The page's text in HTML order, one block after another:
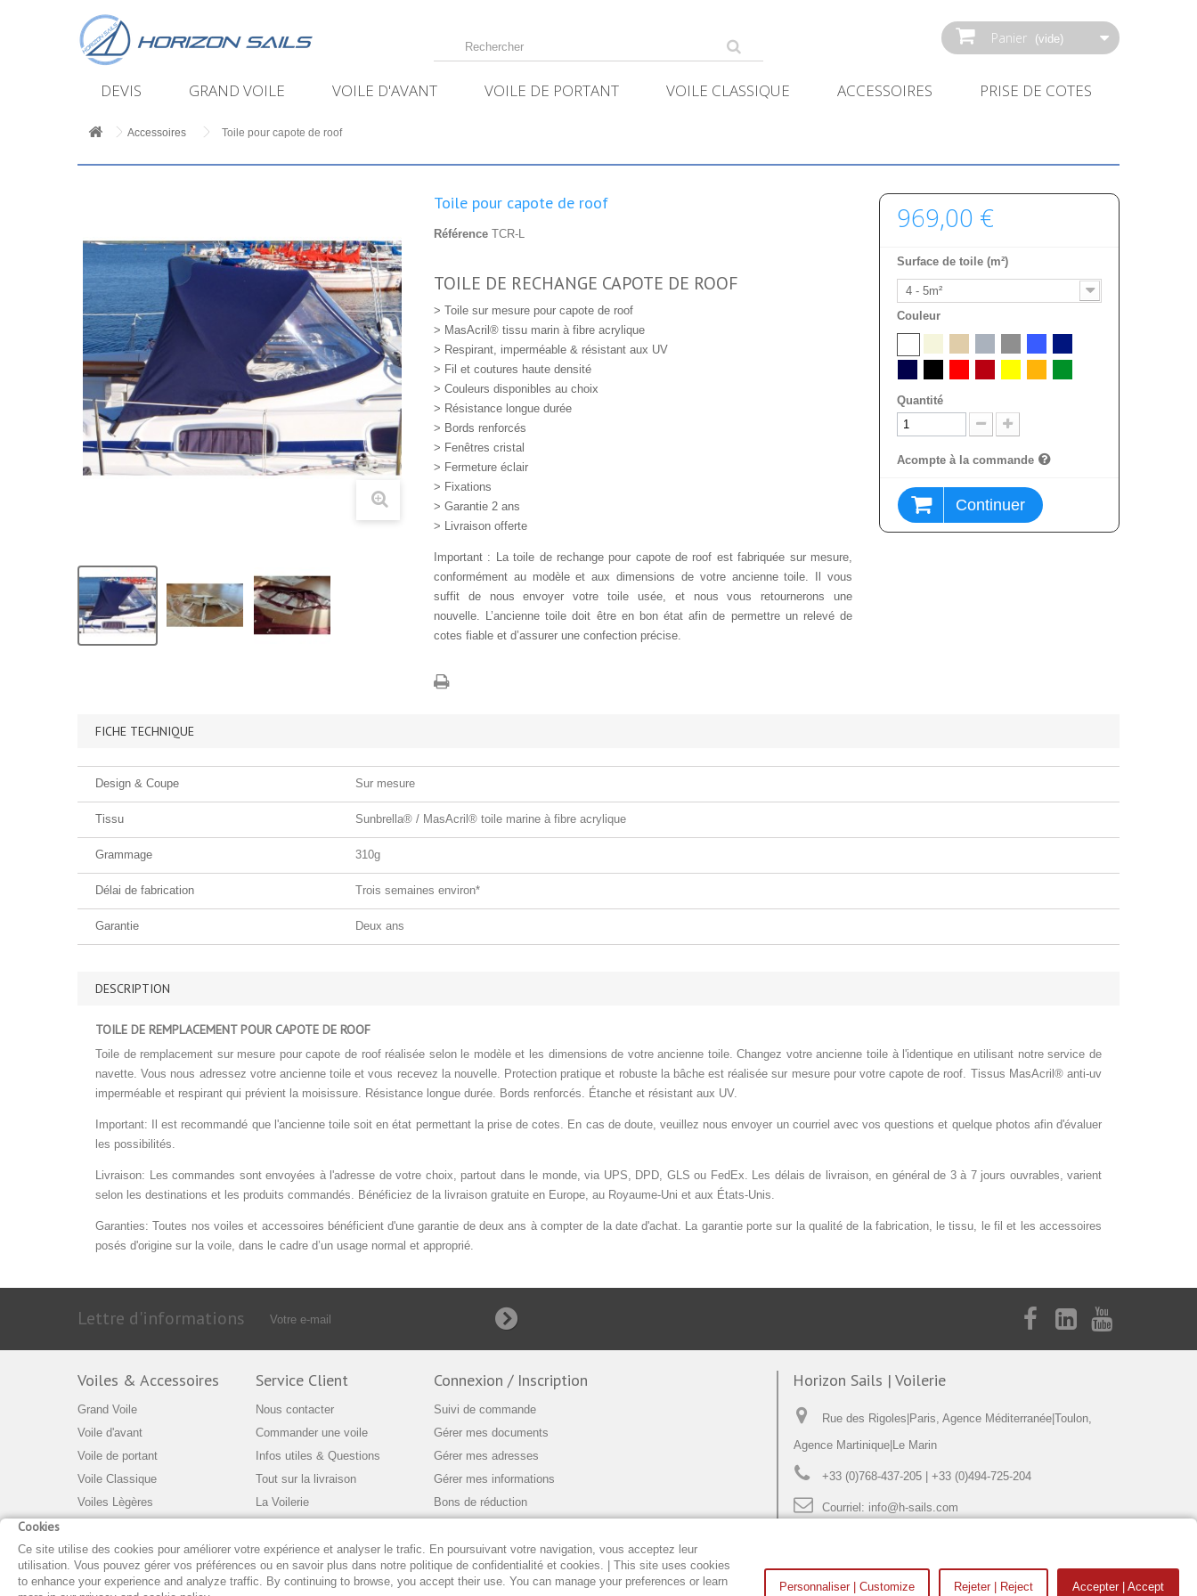
Panier (vide)
DEVIS GRAND VOILE VOILE D'AVANT VOILE DE PORTANT VOILE CLASSIQUE ACCESSOIRES PRISE DE COTES
Accessoires Toile pour capote de roof
Toile pour capote de roof
Référence TCR-L
TOILE DE RECHANGE CAPOTE DE ROOF
> Toile sur mesure pour capote de roof
> MasAcril® tissu marin à fibre acrylique
> Respirant, imperméable & résistant aux UV
> Fil et coutures haute densité
> Couleurs disponibles au choix
> Résistance longue durée
> Bords renforcés
> Fenêtres cristal
> Fermeture éclair
> Fixations
> Garantie 2 ans
> Livraison offerte
Important : La toile de rechange pour capote de roof est fabriquée sur mesure,
conformément au modèle et aux dimensions de votre ancienne toile. Il vous
suffit de nous envoyer votre toile usée, et nous vous retournerons une
nouvelle. L’ancienne toile doit être en bon état afin de permettre un relevé de
cotes fiable et d’assurer une confection précise.
969,00 €
Surface de toile (m²)
4 - 5m²
Couleur
Quantité
Acompte à la commande
Continuer
FICHE TECHNIQUE
Design & Coupe Sur mesure
Tissu Sunbrella® / MasAcril® toile marine à fibre acrylique
Grammage 310g
Délai de fabrication Trois semaines environ*
Garantie Deux ans
DESCRIPTION
TOILE DE REMPLACEMENT POUR CAPOTE DE ROOF
Toile de remplacement sur mesure pour capote de roof réalisée selon le modèle et les dimensions de votre ancienne toile.Changez votre ancienne toile à l'identique en utilisant notre service de
navette. Vous nous adressez votre ancienne toile et vous recevez la nouvelle. Protection pratique et robuste la bâche est réalisée sur mesure pour votre capote de roof. Tissus MasAcril®anti-uv
imperméable et respirant qui prévient la moisissure. Résistance longue durée. Bords renforcés. Étanche et résistant aux UV.
Important: Il est recommandé que l'ancienne toile soit en état permettant la prise de cotes. En cas de doute, veuillez nous envoyer un courriel avec vos questions et quelque photos afin d'évaluer
les possibilités.
Livraison: Les commandes sont envoyées à l'adresse de votre choix, partout dans le monde, via UPS, DPD, GLS ou FedEx. Les délais de livraison, en général de 3 à 7 jours ouvrables, varient
selon les destinations et les produits commandés. Bénéficiez de la livraison gratuite en Europe, au Royaume-Uni et aux États-Unis.
Garanties: Toutes nos voiles et accessoires bénéficient d'une garantie de deux ans à compter de la date d'achat. La garantie porte sur la qualité de la fabrication, le tissu, le fil et les accessoires
posés d'origine sur la voile, dans le cadre d’un usage normal et approprié.
Lettre d'informations
Voiles & Accessoires
Grand Voile
Voile d'avant
Voile de portant
Voile Classique
Voiles Lègères
Toiles d'ombrage
Populaire
Service Client
Nous contacter
Commander une voile
Infos utiles & Questions
Tout sur la livraison
La Voilerie
Conditions générales
Actualités
Connexion / Inscription
Suivi de commande
Gérer mes documents
Gérer mes adresses
Gérer mes informations
Bons de réduction
Horizon Sails | Voilerie
Rue des Rigoles|Paris, Agence Méditerranée|Toulon,
Agence Martinique|Le Marin
+33 (0)768-437-205 | +33 (0)494-725-204
Courriel: info@h-sails.com
Cookies
Ce site utilise des cookies pour améliorer votre expérience et analyser le trafic. En poursuivant votre navigation, vous acceptez leur
utilisation. Vous pouvez gérer vos préférences ou en savoir plus dans notre politique de confidentialité et cookies. | This site uses cookies
to enhance your experience and analyze traffic. By continuing to browse, you accept their use. You can manage your preferences or learn
Personnaliser | Customize Rejeter | Reject Accepter | Accept